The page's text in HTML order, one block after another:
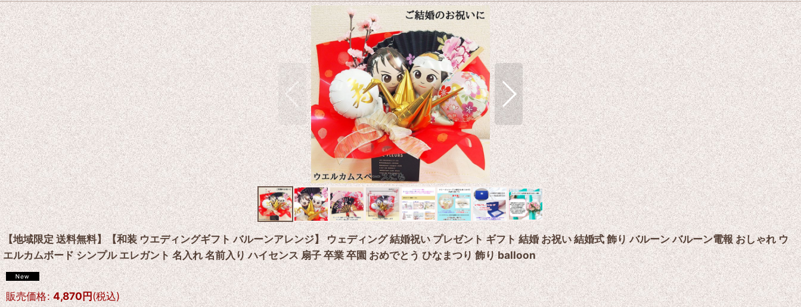
【地域限定 送料無料】【和装 ウエディングギフト バルーンアレンジ】 ウェディング 結婚祝い プレゼント ギフト 結婚 お祝い 結婚式 飾り バルーン バルーン電報 おしゃれ ウ
エルカムボード シンプル エレガント 名入れ 名前入り ハイセンス 扇子 卒業 卒園 おめでとう ひなまつり 飾り balloon
販売価格: 4,870円(税込)